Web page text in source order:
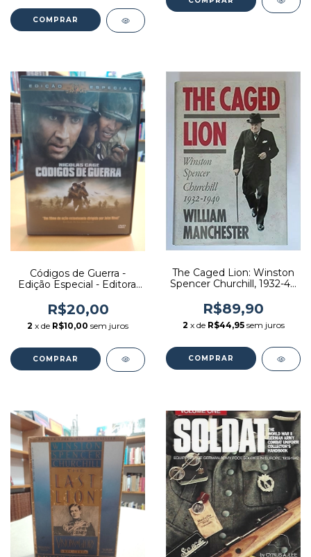
Códigos de Guerra -
Edição Especial - Editora:
R$20,00
2 x de R$10,00 sem juros
The Caged Lion: Winston
Spencer Churchill, 1932-40
Manchester (1988)
[usado]
R$89,90
2 x de R$44,95 sem juros